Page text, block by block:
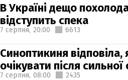
В Україні дещо
відступить спека
7 серпня, 20:00 6613
Синоптикиня відповіла,
очікувати після сильної
7 серпня, 08:00 2435